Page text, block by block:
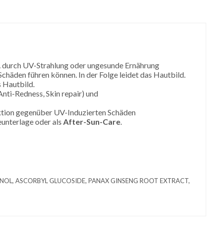
UV-Strahlung oder ungesunde Ernährung
führen können. In der Folge leidet das Hautbild.
Hautbild.
Redness, Skin repair) und
gegenüber UV-Induzierten Schäden
oder als After-Sun-Care.
ASCORBYL GLUCOSIDE, PANAX GINSENG ROOT EXTRACT,